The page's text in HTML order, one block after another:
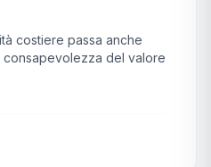
costiere passa anche
del valore